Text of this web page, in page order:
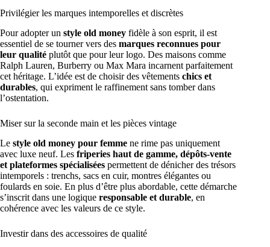
Privilégier les marques intemporelles et discrètes
Pour adopter un style old money fidèle à son esprit, il est
essentiel de se tourner vers des marques reconnues pour
leur qualité plutôt que pour leur logo. Des maisons comme
Ralph Lauren, Burberry ou Max Mara incarnent parfaitement
cet héritage. L’idée est de choisir des vêtements chics et
durables, qui expriment le raffinement sans tomber dans
l’ostentation.
Miser sur la seconde main et les pièces vintage
Le style old money pour femme ne rime pas uniquement
avec luxe neuf. Les friperies haut de gamme, dépôts-vente
et plateformes spécialisées permettent de dénicher des trésors
intemporels : trenchs, sacs en cuir, montres élégantes ou
foulards en soie. En plus d’être plus abordable, cette démarche
s’inscrit dans une logique responsable et durable, en
cohérence avec les valeurs de ce style.
Investir dans des accessoires de qualité